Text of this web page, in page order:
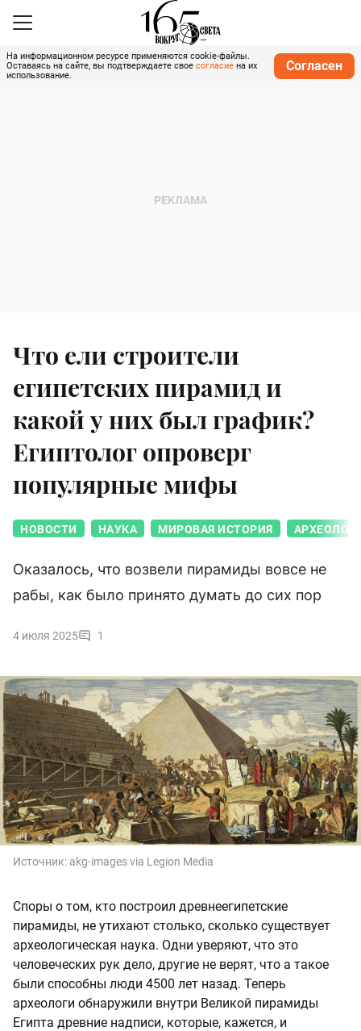
На информационном ресурсе применяются cookie-файлы.
Оставаясь на сайте, вы подтверждаете свое согласие на их
использование.
Согласен
Что ели строители
египетских пирамид и
какой у них был график?
Египтолог опроверг
популярные мифы
НОВОСТИ НАУКА МИРОВАЯ ИСТОРИЯ
Оказалось, что возвели пирамиды вовсе не
рабы, как было принято думать до сих пор
4 июля 2025 1
Источник: akg-images via Legion Media
Споры о том, кто построил древнеегипетские
пирамиды, не утихают столько, сколько существует
археологическая наука. Одни уверяют, что это
человеческих рук дело, другие не верят, что а такое
были способны люди 4500 лет назад. Теперь
археологи обнаружили внутри Великой пирамиды
Египта древние надписи, которые, кажется, и